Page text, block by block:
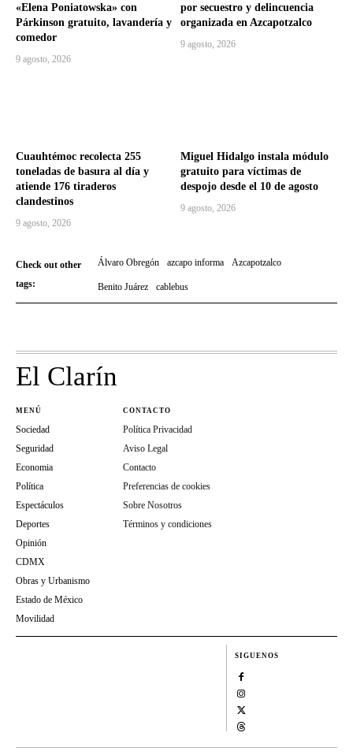
«Elena Poniatowska» con
Párkinson gratuito, lavandería y
comedor
9 agosto, 2026
por secuestro y delincuencia
organizada en Azcapotzalco
9 agosto, 2026
Cuauhtémoc recolecta 255
toneladas de basura al día y
atiende 176 tiraderos
clandestinos
9 agosto, 2026
Miguel Hidalgo instala módulo
gratuito para víctimas de
despojo desde el 10 de agosto
9 agosto, 2026
Check out other
tags:
Álvaro Obregón azcapo informa Azcapotzalco
Benito Juárez cablebus
El Clarín
MENÚ
Sociedad
Seguridad
Economia
Política
Espectáculos
Deportes
Opinión
CDMX
Obras y Urbanismo
Estado de México
Movilidad
CONTACTO
Política Privacidad
Aviso Legal
Contacto
Preferencias de cookies
Sobre Nosotros
Términos y condiciones
SIGUENOS